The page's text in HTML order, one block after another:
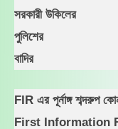
সরকারী উকিলের
পুলিশের
বাদির
FIR এর পূর্নাঙ্গ
First Information